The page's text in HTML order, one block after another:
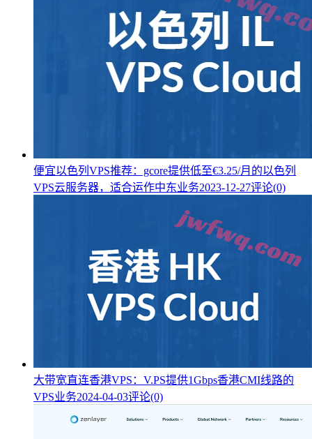
便宜以色列VPS推荐：gcore提供低至€3.25/月的以色列
VPS云服务器，适合运作中东业务2023-12-27评论(0)
大带宽直连香港VPS：V.PS提供1Gbps香港CMI线路的
VPS业务2024-04-03评论(0)